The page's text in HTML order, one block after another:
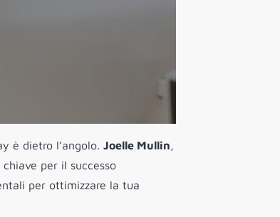
è dietro l’angolo. Joelle Mullin,
per il successo
per ottimizzare la tua